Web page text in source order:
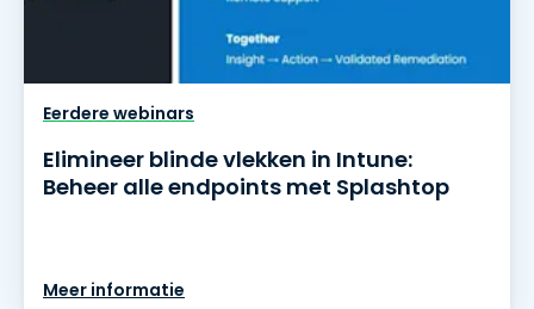
Eerdere webinars
Elimineer blinde vlekken in Intune:
Beheer alle endpoints met Splashtop
Meer informatie